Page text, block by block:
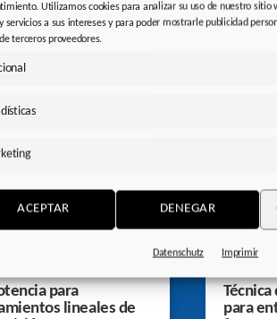
Utilizamos cookies para analizar su uso de nuestro sitio
servicios a sus intereses y para poder mostrarle publicidad
terceros proveedores.
ACEPTAR DENEGAR
Datenschutz Imprimir
Novedades de
para
lineales de
para